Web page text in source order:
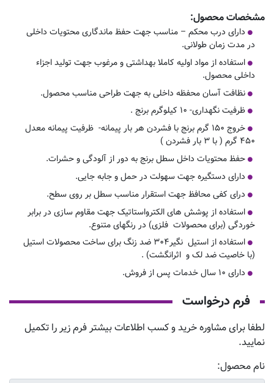
مشخصات محصول:
دارای درب محکم – مناسب جهت حفظ ماندگاری محتویات داخلی
در مدت زمان طولانی.
استفاده از مواد اولیه کاملا بهداشتی و مرغوب جهت تولید اجزاء
داخلی محصول.
نظافت آسان محفظه داخلی به جهت طراحی مناسب محصول.
ظرفیت نگهداری- ۱۰ کیلوگرم برنج .
خروج ۱۵۰ گرم برنج با فشردن هر بار پیمانه- ظرفیت پیمانه معدل
۴۵۰ گرم ( با ۳ بار فشردن )
حفظ محتویات داخل سطل برنج به دور از آلودگی و حشرات.
دارای دستگیره جهت سهولت در حمل و جابه جایی.
درای کفی محافظ جهت استقرار مناسب سطل بر روی سطح.
استفاده از پوشش های الکترواستاتیک جهت مقاوم سازی در برابر
خوردگی (برای محصولات فلزی) در رنگهای متنوع.
استفاده از استیل نگیر۳۰۴ ضد زنگ برای ساخت محصولات استیل
(با خاصیت ضد لک و اثرانگشت) .
دارای ۱۰ سال خدمات پس از فروش.
فرم درخواست
لطفا برای مشاوره خرید و کسب اطلاعات بیشتر فرم زیر را تکمیل
نمایید.
نام محصول: